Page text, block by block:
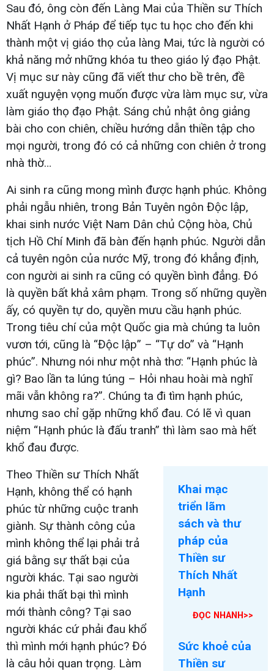
Sau đó, ông còn đến Làng Mai của Thiền sư Thích
Nhất Hạnh ở Pháp để tiếp tục tu học cho đến khi
thành một vị giáo thọ của làng Mai, tức là người có
khả năng mở những khóa tu theo giáo lý đạo Phật.
Vị mục sư này cũng đã viết thư cho bề trên, đề
xuất nguyện vọng muốn được vừa làm mục sư, vừa
làm giáo thọ đạo Phật. Sáng chủ nhật ông giảng
bài cho con chiên, chiều hướng dẫn thiền tập cho
mọi người, trong đó có cả những con chiên ở trong
nhà thờ…
Ai sinh ra cũng mong mình được hạnh phúc. Không
phải ngẫu nhiên, trong Bản Tuyên ngôn Độc lập,
khai sinh nước Việt Nam Dân chủ Cộng hòa, Chủ
tịch Hồ Chí Minh đã bàn đến hạnh phúc. Người dẫn
cả tuyên ngôn của nước Mỹ, trong đó khẳng định,
con người ai sinh ra cũng có quyền bình đẳng. Đó
là quyền bất khả xâm phạm. Trong số những quyền
ấy, có quyền tự do, quyền mưu cầu hạnh phúc.
Trong tiêu chí của một Quốc gia mà chúng ta luôn
vươn tới, cũng là “Độc lập” – “Tự do” và “Hạnh
phúc”. Nhưng nói như một nhà thơ: “Hạnh phúc là
gì? Bao lần ta lúng túng – Hỏi nhau hoài mà nghĩ
mãi vẫn không ra?”. Chúng ta đi tìm hạnh phúc,
nhưng sao chỉ gặp những khổ đau. Có lẽ vì quan
niệm “Hạnh phúc là đấu tranh” thì làm sao mà hết
khổ đau được.
Khai mạc
triển lãm
sách và thư
pháp của
Thiền sư
Thích Nhất
Hạnh
ĐỌC NHANH>>
Sức khoẻ của
Thiền sư
Theo Thiền sư Thích Nhất
Hạnh, không thể có hạnh
phúc từ những cuộc tranh
giành. Sự thành công của
mình không thể lại phải trả
giá bằng sự thất bại của
người khác. Tại sao người
kia phải thất bại thì mình
mới thành công? Tại sao
người khác cứ phải đau khổ
thì mình mới hạnh phúc? Đó
là câu hỏi quan trọng. Làm